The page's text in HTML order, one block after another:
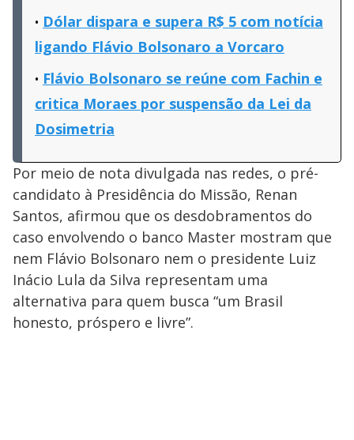
Dólar dispara e supera R$ 5 com notícia
ligando Flávio Bolsonaro a Vorcaro
Flávio Bolsonaro se reúne com Fachin e
critica Moraes por suspensão da Lei da
Dosimetria
Por meio de nota divulgada nas redes, o pré-
candidato à Presidência do Missão, Renan
Santos, afirmou que os desdobramentos do
caso envolvendo o banco Master mostram que
nem Flávio Bolsonaro nem o presidente Luiz
Inácio Lula da Silva representam uma
alternativa para quem busca “um Brasil
honesto, próspero e livre”.